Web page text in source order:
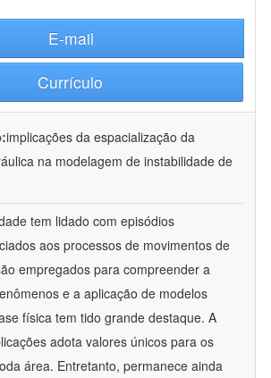
E-mail
Currículo
implicações da espacialização da
na modelagem de instabilidade de
tem lidado com episódios
aos processos de movimentos de
empregados para compreender a
e a aplicação de modelos
física tem tido grande destaque. A
adota valores únicos para os
área. Entretanto, permanece ainda